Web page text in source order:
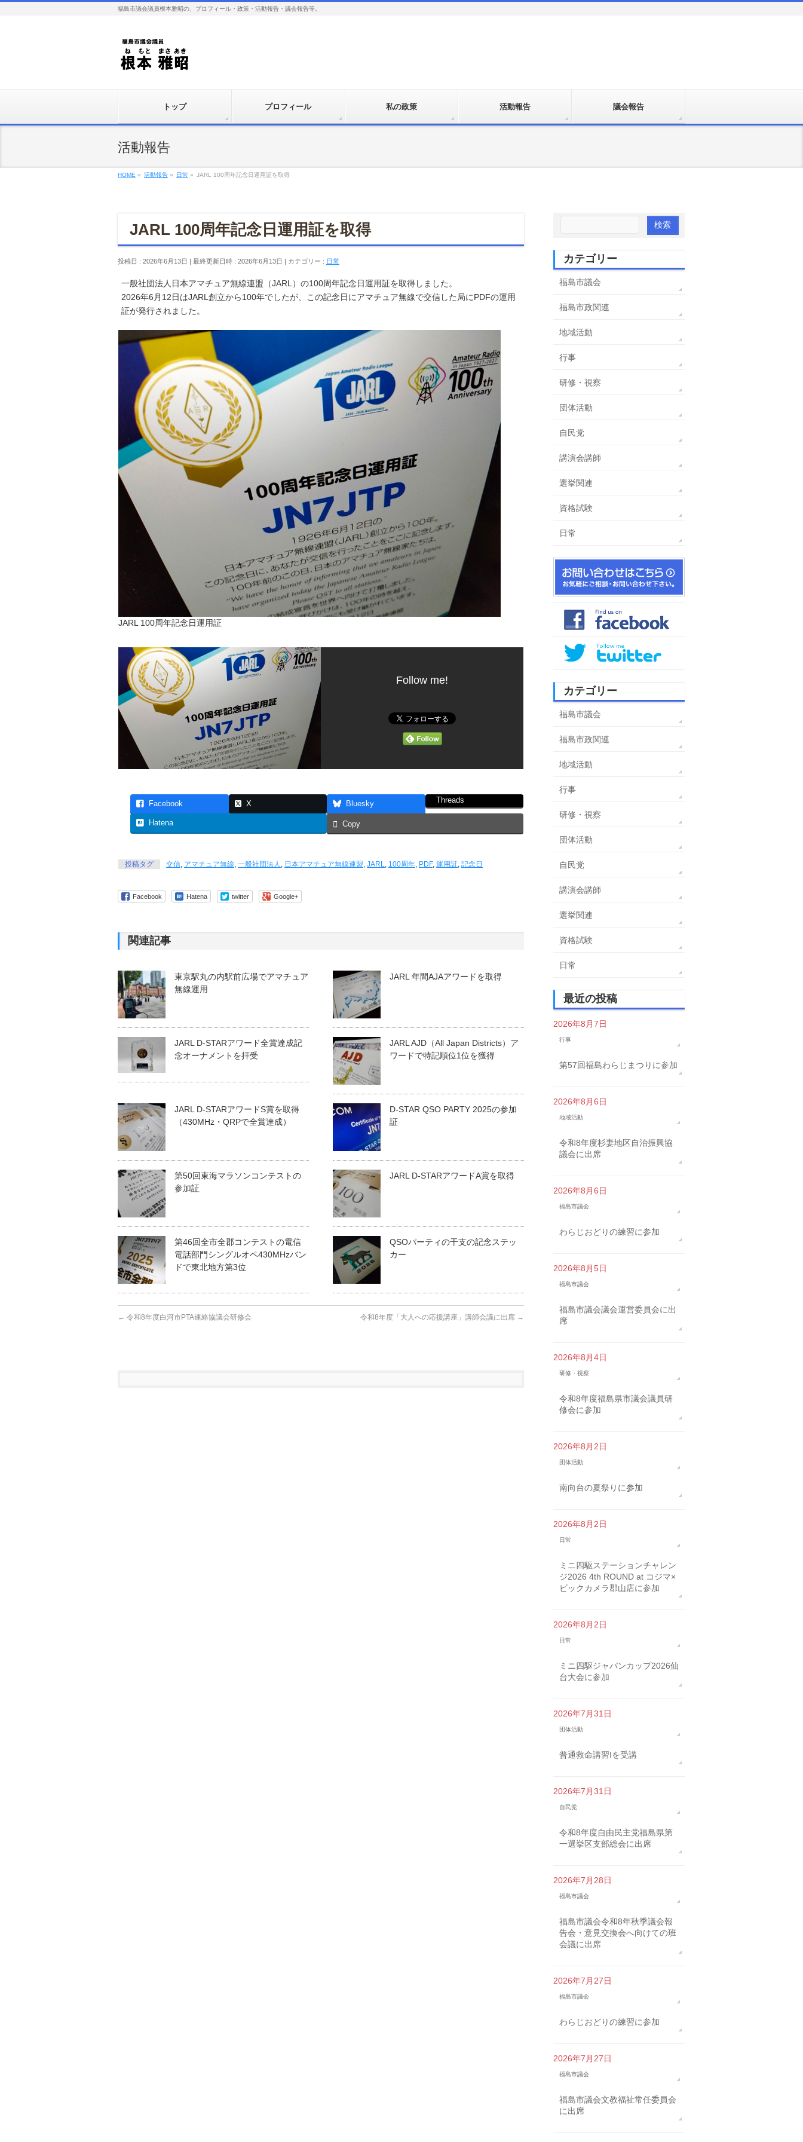
福島市議会議員根本雅昭の、プロフィール・政策・活動報告・議会報告等。
トップ プロフィール 私の政策 活動報告 議会報告
活動報告
HOME » 活動報告 » 日常 » JARL 100周年記念日運用証を取得
JARL 100周年記念日運用証を取得
投稿日 : 2026年6月13日 最終更新日時 : 2026年6月13日 カテゴリー : 日常
一般社団法人日本アマチュア無線連盟（JARL）の100周年記念日運用証を取得しました。
2026年6月12日はJARL創立から100年でしたが、この記念日にアマチュア無線で交信した局にPDFの運用
証が発行されました。
JARL 100周年記念日運用証
Follow me!
Facebook X Bluesky Threads
Hatena Copy
投稿タグ 交信, アマチュア無線, 一般社団法人 , 日本アマチュア無線連盟, JARL, 100周年, PDF, 運用証, 記念日
Facebook Hatena twitter Google+
関連記事
東京駅丸の内駅前広場でアマチュア
無線運用
JARL 年間AJAアワードを取得
JARL D-STARアワード全賞達成記
念オーナメントを拝受
JARL AJD（All Japan Districts）ア
ワードで特記順位1位を獲得
JARL D-STARアワードS賞を取得
（430MHz・QRPで全賞達成）
D-STAR QSO PARTY 2025の参加
証
第50回東海マラソンコンテストの
参加証
JARL D-STARアワードA賞を取得
第46回全市全郡コンテストの電信
電話部門シングルオペ430MHzバン
ドで東北地方第3位
QSOパーティの干支の記念ステッ
カー
← 令和8年度白河市PTA連絡協議会研修会 令和8年度「大人への応援講座」講師会議に出席 →
カテゴリー
福島市議会
福島市政関連
地域活動
行事
研修・視察
団体活動
自民党
講演会講師
選挙関連
資格試験
日常
カテゴリー
福島市議会
福島市政関連
地域活動
行事
研修・視察
団体活動
自民党
講演会講師
選挙関連
資格試験
日常
最近の投稿
2026年8月7日
行事
第57回福島わらじまつりに参加
2026年8月6日
地域活動
令和8年度杉妻地区自治振興協
議会に出席
2026年8月6日
福島市議会
わらじおどりの練習に参加
2026年8月5日
福島市議会
福島市議会議会運営委員会に出
席
2026年8月4日
研修・視察
令和8年度福島県市議会議員研
修会に参加
2026年8月2日
団体活動
南向台の夏祭りに参加
2026年8月2日
日常
ミニ四駆ステーションチャレン
ジ2026 4th ROUND at コジマ×
ビックカメラ郡山店に参加
2026年8月2日
日常
ミニ四駆ジャパンカップ2026仙
台大会に参加
2026年7月31日
団体活動
普通救命講習Iを受講
2026年7月31日
自民党
令和8年度自由民主党福島県第
一選挙区支部総会に出席
2026年7月28日
福島市議会
福島市議会令和8年秋季議会報
告会・意見交換会へ向けての班
会議に出席
2026年7月27日
福島市議会
わらじおどりの練習に参加
2026年7月27日
福島市議会
福島市議会文教福祉常任委員会
に出席